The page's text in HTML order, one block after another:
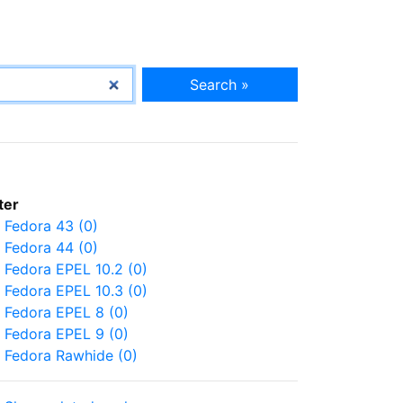
Search »
Fedora 43 (0)
Fedora 44 (0)
Fedora EPEL 10.2 (0)
Fedora EPEL 10.3 (0)
Fedora EPEL 8 (0)
Fedora EPEL 9 (0)
Fedora Rawhide (0)